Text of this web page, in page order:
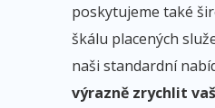
poskytujeme také
škálu placených
naši standardní
výrazně zrychlit